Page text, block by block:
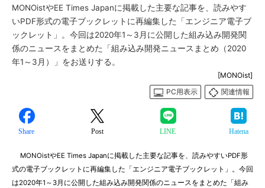
MONOistやEE Times Japanに掲載した主要な記事を、読みやす
いPDF形式の電子ブックレットに再編集した「エンジニア電子ブ
ックレット」。今回は2020年1～3月に公開した組み込み開発関
係のニュースをまとめた「組み込み開発ニュースまとめ（2020
年1～3月）」をお送りする。
[MONOist]
PC用表示
関連情報
Share Post LINE Hatena
MONOistやEE Times Japanに掲載した主要な記事を、読みやすいPDF形
式の電子ブックレットに再編集した「エンジニア電子ブックレット」。今回
は2020年1～3月に公開した組み込み開発関係のニュースをまとめた「組み